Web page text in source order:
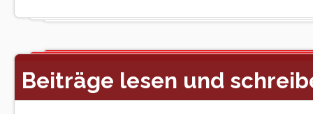
Beiträge lesen und